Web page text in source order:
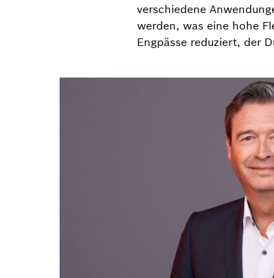
verschiedene
werden, was eine hohe
Engpässe reduziert, der